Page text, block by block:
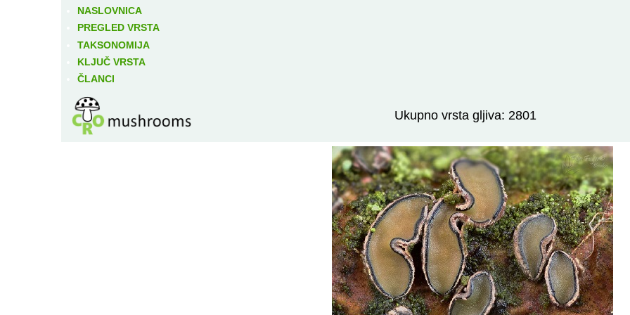
NASLOVNICA
PREGLED VRSTA
TAKSONOMIJA
KLJUČ VRSTA
ČLANCI
Ukupno vrsta gljiva: 2801